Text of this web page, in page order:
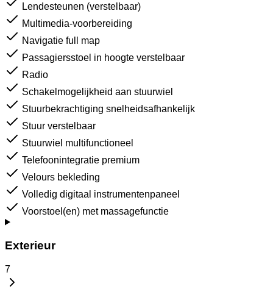
Lendesteunen (verstelbaar)
Multimedia-voorbereiding
Navigatie full map
Passagiersstoel in hoogte verstelbaar
Radio
Schakelmogelijkheid aan stuurwiel
Stuurbekrachtiging snelheidsafhankelijk
Stuur verstelbaar
Stuurwiel multifunctioneel
Telefoonintegratie premium
Velours bekleding
Volledig digitaal instrumentenpaneel
Voorstoel(en) met massagefunctie
Exterieur
7